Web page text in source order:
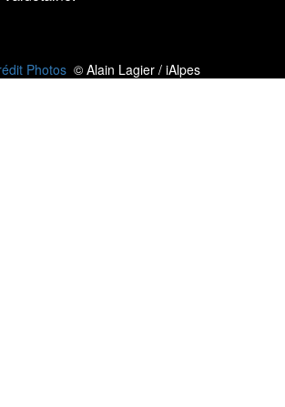
Photos© Alain Lagier / iAlpes